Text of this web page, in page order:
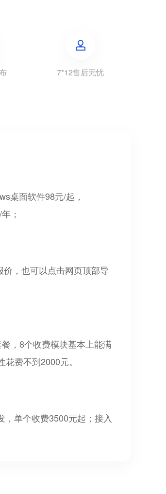
7*12售后无忧
桌面软件98元/起，
；
，也可以点击网页顶部导
，8个收费模块基本上能满
费不到2000元。
单个收费3500元起；接入